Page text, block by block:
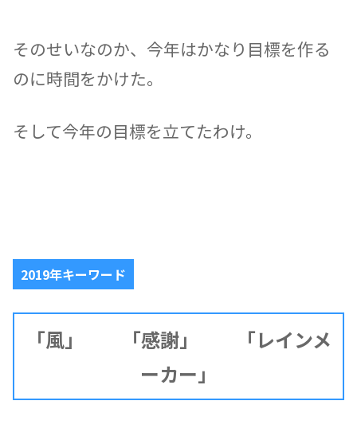
そのせいなのか、今年はかなり目標を作る
のに時間をかけた。
そして今年の目標を立てたわけ。
2019年キーワード
「風」 「感謝」 「レインメ
ーカー」